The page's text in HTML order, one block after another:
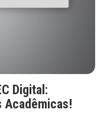
Digital:
Acadêmicas!